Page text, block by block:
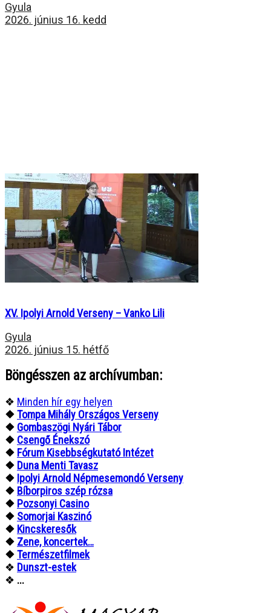
Gyula
2026. június 16. kedd
XV. Ipolyi Arnold Verseny – Vanko Lili
Gyula
2026. június 15. hétfő
Böngésszen az archívumban:
❖ Minden hír egy helyen
❖Tompa Mihály Országos Verseny
❖ Gombaszögi Nyári Tábor
❖ Csengő Énekszó
❖ Fórum Kisebbségkutató Intézet
❖ Duna Menti Tavasz
❖ Ipolyi Arnold Népmesemondó Verseny
❖ Bíborpiros szép rózsa
❖ Pozsonyi Casino
❖ Somorjai Kaszinó
❖ Kincskeresők
❖ Zene, koncertek…
❖Természetfilmek
❖ Dunszt-estek
❖ ...